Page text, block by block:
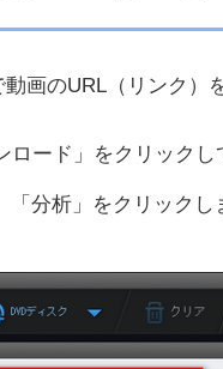
画のURL（リンク）
ード」をクリック
分析」をクリックし